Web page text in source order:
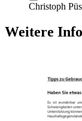
Christoph
Weitere